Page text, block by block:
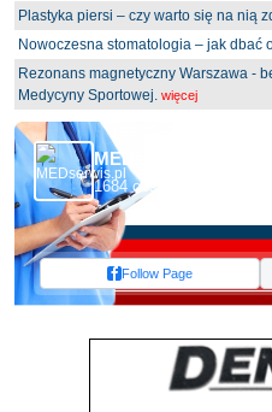
Plastyka piersi – czy warto się na nią
Nowoczesna stomatologia – jak dbać
Rezonans magnetyczny Warszawa -
Medycyny Sportowej. więcej
MEDserwis.pl -
1684 obserwujących
Follow Page